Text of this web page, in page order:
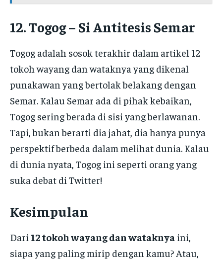
12. Togog – Si Antitesis Semar
Togog adalah sosok terakhir dalam artikel 12
tokoh wayang dan wataknya yang dikenal
punakawan yang bertolak belakang dengan
Semar. Kalau Semar ada di pihak kebaikan,
Togog sering berada di sisi yang berlawanan.
Tapi, bukan berarti dia jahat, dia hanya punya
perspektif berbeda dalam melihat dunia. Kalau
di dunia nyata, Togog ini seperti orang yang
suka debat di Twitter!
Kesimpulan
Dari 12 tokoh wayang dan wataknya ini,
siapa yang paling mirip dengan kamu? Atau,